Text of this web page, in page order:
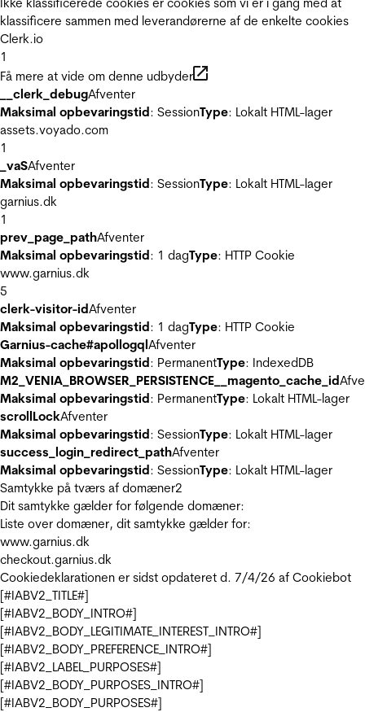
klassificere sammen med leverandørerne af de enkelte cookies
Clerk.io
1
Få mere at vide om denne udbyder
__clerk_debugAfventer
Maksimal opbevaringstid: SessionType: Lokalt HTML-lager
assets.voyado.com
1
_vaSAfventer
Maksimal opbevaringstid: SessionType: Lokalt HTML-lager
garnius.dk
1
prev_page_pathAfventer
Maksimal opbevaringstid: 1 dagType: HTTP Cookie
www.garnius.dk
5
clerk-visitor-idAfventer
Maksimal opbevaringstid: 1 dagType: HTTP Cookie
Garnius-cache#apollogqlAfventer
Maksimal opbevaringstid: PermanentType: IndexedDB
M2_VENIA_BROWSER_PERSISTENCE__magento_cache_id
Maksimal opbevaringstid: PermanentType: Lokalt HTML-lager
scrollLockAfventer
Maksimal opbevaringstid: SessionType: Lokalt HTML-lager
success_login_redirect_pathAfventer
Maksimal opbevaringstid: SessionType: Lokalt HTML-lager
Samtykke på tværs af domæner2
Dit samtykke gælder for følgende domæner:
Liste over domæner, dit samtykke gælder for:
www.garnius.dk
checkout.garnius.dk
Cookiedeklarationen er sidst opdateret d. 7/4/26 af Cookiebot
[#IABV2_TITLE#]
[#IABV2_BODY_INTRO#]
[#IABV2_BODY_LEGITIMATE_INTEREST_INTRO#]
[#IABV2_BODY_PREFERENCE_INTRO#]
[#IABV2_LABEL_PURPOSES#]
[#IABV2_BODY_PURPOSES_INTRO#]
[#IABV2_BODY_PURPOSES#]